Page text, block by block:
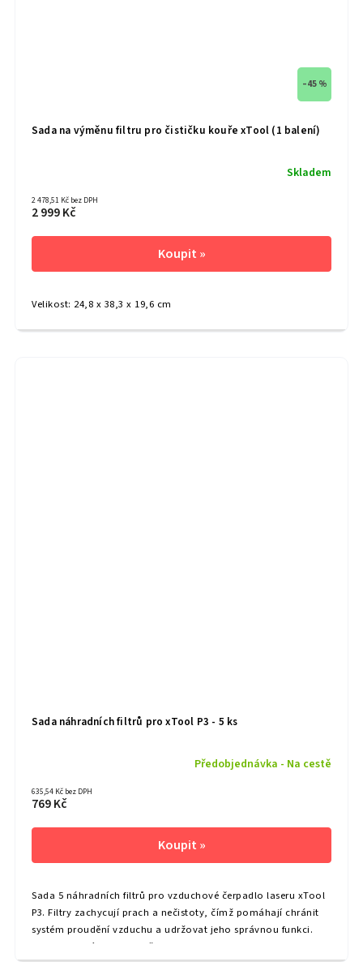
–45 %
Sada na výměnu filtru pro čističku kouře xTool (1 balení)
Skladem
2 478,51 Kč bez DPH
2 999 Kč
Velikost: 24,8 x 38,3 x 19,6 cm
Sada náhradních filtrů pro xTool P3 - 5 ks
Předobjednávka - Na cestě
635,54 Kč bez DPH
769 Kč
Sada 5 náhradních filtrů pro vzduchové čerpadlo laseru xTool
P3. Filtry zachycují prach a nečistoty, čímž pomáhají chránit
systém proudění vzduchu a udržovat jeho správnou funkci.
Obsah balení: 5 ks Rozměry: 80 x 80 x 10 mm Kompatibilita: